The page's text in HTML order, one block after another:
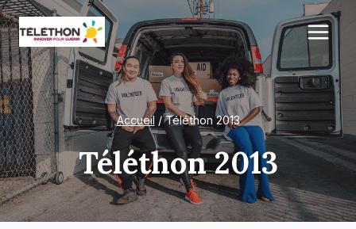
Aller
au
contenu
Accueil / Téléthon 2013
Téléthon 2013